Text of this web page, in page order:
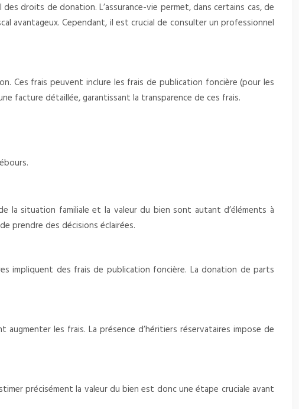
droits de donation. L’assurance-vie permet, dans certains cas, de
avantageux. Cependant, il est crucial de consulter un professionnel
Ces frais peuvent inclure les frais de publication foncière (pour les
facture détaillée, garantissant la transparence de ces frais.
la situation familiale et la valeur du bien sont autant d’éléments à
prendre des décisions éclairées.
impliquent des frais de publication foncière. La donation de parts
les frais. La présence d’héritiers réservataires impose de
précisément la valeur du bien est donc une étape cruciale avant